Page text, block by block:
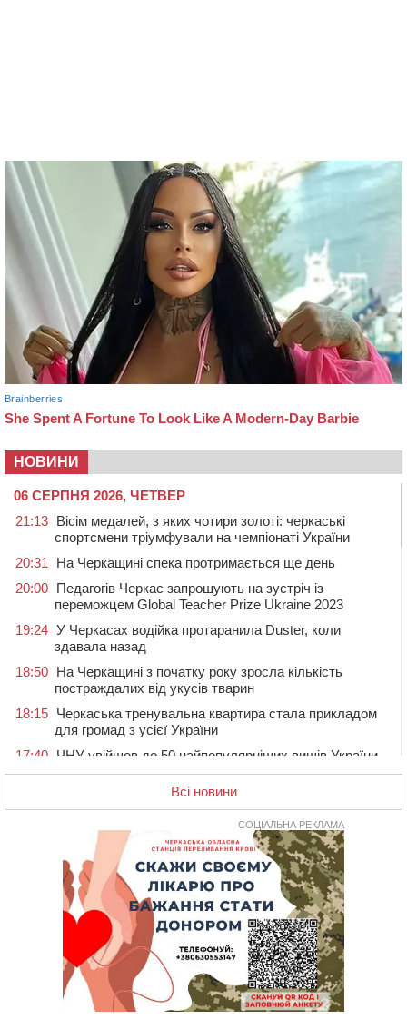
НОВИНИ
06 СЕРПНЯ 2026, ЧЕТВЕР
21:13 Вісім медалей, з яких чотири золоті: черкаські
спортсмени тріумфували на чемпіонаті України
20:31
На Черкащині спека протримається ще день
20:00 Педагогів Черкас запрошують на зустріч із
переможцем Global Teacher Prize Ukraine 2023
19:24 У Черкасах водійка протаранила Duster, коли
здавала назад
18:50 На Черкащині з початку року зросла кількість
постраждалих від укусів тварин
18:15 Черкаська тренувальна квартира стала прикладом
для громад з усієї України
17:40 ЧНУ увійшов до 50 найпопулярніших вишів України
серед вступників
На Хімселищі у Черкасах облаштували новий
контейнерний майданчик
Без розтину грудної клітки: у Черкасах 75-річній
пацієнтці замінили аортальний клапан
У Черкаському онкоцентрі встановили сонячну
електростанцію за понад пів мільйона гривень
У Київській області прощаються з полеглим на
фронті жителем Монастирищини
У Черкасах містяни через нову скляну зупинку і
вирізані дерева потерпають від спеки: Бондаренко
обіцяє масштабне озеленення
Всі новини
СОЦІАЛЬНА РЕКЛАМА